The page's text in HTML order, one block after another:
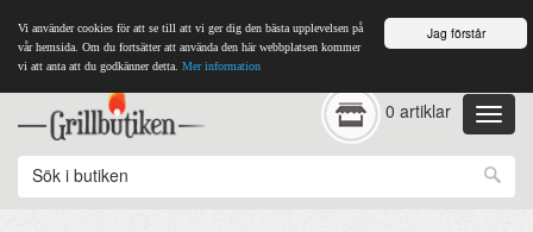
Jag förstår
Vi använder cookies för att se till att vi ger dig den bästa upplevelsen på
vår hemsida. Om du fortsätter att använda den här webbplatsen kommer
vi att anta att du godkänner detta. Mer information
0 artiklar